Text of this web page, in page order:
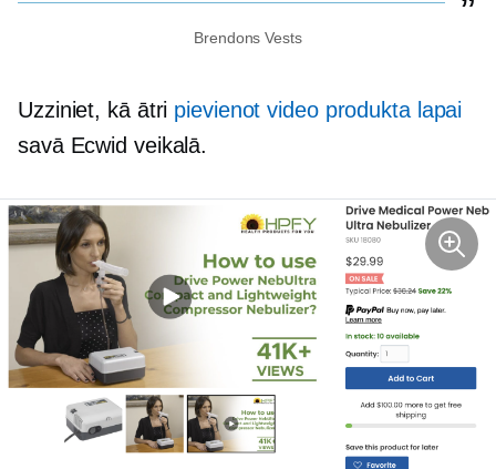
Brendons Vests
Uzziniet, kā ātri pievienot video produkta lapai
savā Ecwid veikalā.